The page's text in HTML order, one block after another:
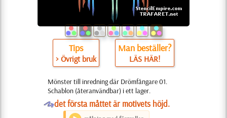
Tips
> Övrigt bruk
Man beställer?
LÄS HÄR!
Mönster till inredning där Drömfångare 01.
Schablon (återanvändbar) i ett lager.
Odet första måttet är motivets höjd.